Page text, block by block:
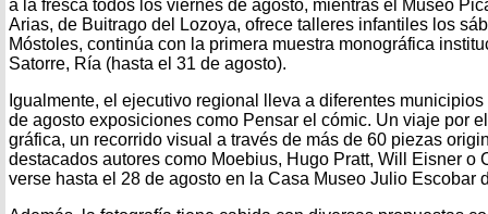
a la fresca todos los viernes de agosto, mientras el Museo
Arias, de Buitrago del Lozoya, ofrece talleres infantiles los
Móstoles, continúa con la primera muestra monográfica
Satorre, Ría (hasta el 31 de agosto).
Igualmente, el ejecutivo regional lleva a diferentes
de agosto exposiciones como Pensar el cómic. Un viaje por
gráfica, un recorrido visual a través de más de 60 piezas
destacados autores como Moebius, Hugo Pratt, Will Eisner o
verse hasta el 28 de agosto en la Casa Museo Julio Escobar